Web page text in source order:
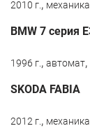
2010 г., механика
BMW 7 серия
1996 г., автомат,
SKODA FABIA
2012 г., механика